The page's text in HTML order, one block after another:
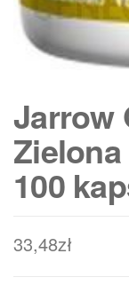
Jarrow
100
33,48zł